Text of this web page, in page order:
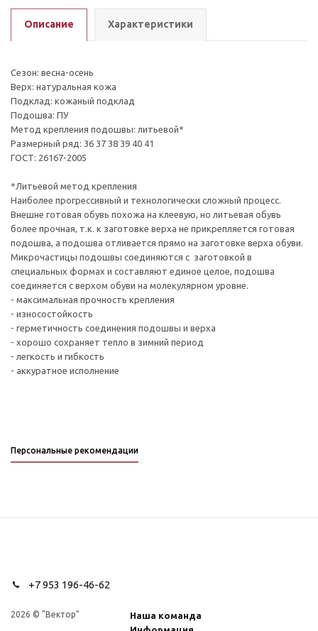
Описание Характеристики
Сезон: весна-осень
Верх: натуральная кожа
Подклад: кожаный подклад
Подошва: ПУ
Метод крепления подошвы: литьевой*
Размерный ряд: 36 37 38 39 40 41
ГОСТ: 26167-2005
*Литьевой метод крепления
Наиболее прогрессивный и технологически сложный процесс.
Внешне готовая обувь похожа на клеевую, но литьевая обувь
более прочная, т.к. к заготовке верха не прикрепляется готовая
подошва, а подошва отливается прямо на заготовке верха обуви.
Микрочастицы подошвы соединяются с заготовкой в
специальных формах и составляют единое целое, подошва
соединяется с верхом обуви на молекулярном уровне.
- максимальная прочность крепления
- износостойкость
- герметичность соединения подошвы и верха
- хорошо сохраняет тепло в зимний период
- легкость и гибкость
- аккуратное исполнение
Персональные рекомендации
+7 953 196-46-62
2026 © "Вектор"
Наша команда